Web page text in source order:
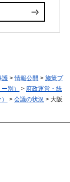
護 >情報公開 > 施策プ
別） > 府政運営・統
> 会議の状況 > 大阪